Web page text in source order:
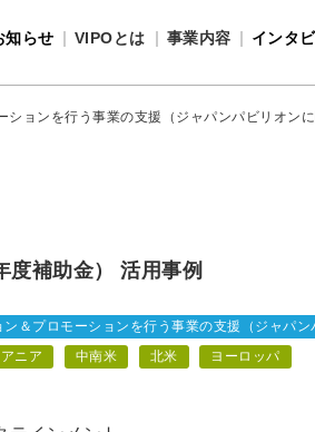
知らせ VIPOとは
VIPOとは
事業内容
インタ
ョンを行う事業の支援（ジャパンパビリオンに
補助金） 活用事例
＆プロモーションを行う事業の支援（ジャパン
ニア 中南米 北米 ヨーロッパ